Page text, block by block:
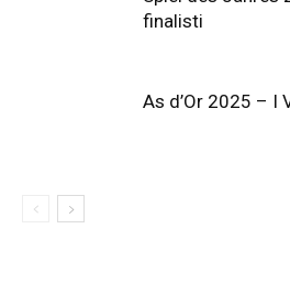
finalisti
As d’Or 2025 – I